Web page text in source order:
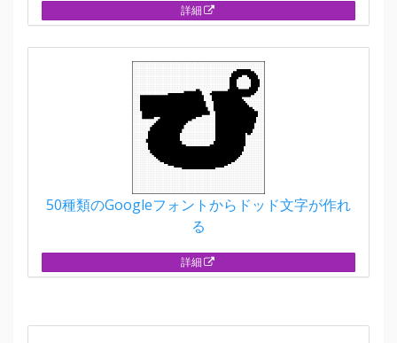
詳細
50種類のGoogleフォントからドッド文字が作れ
る
詳細